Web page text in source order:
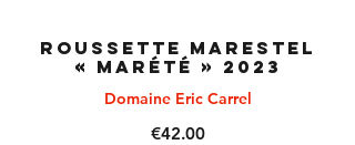
ROUSSETTE MARESTEL
« Marété » 2023
Domaine Eric Carrel
€42.00